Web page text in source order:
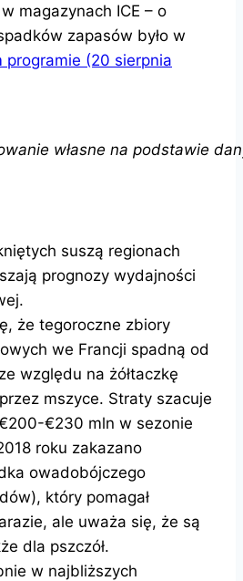
magazynach ICE – o
zapasów było w
(20 sierpnia
własne na podstawie
suszą regionach
prognozy wydajności
że tegoroczne zbiory
we Francji spadną od
względu na żółtaczkę
mszyce. Straty szacuje
€230 mln w sezonie
roku zakazano
owadobójczego
który pomagał
ale uważa się, że są
dla pszczół.
w najbliższych